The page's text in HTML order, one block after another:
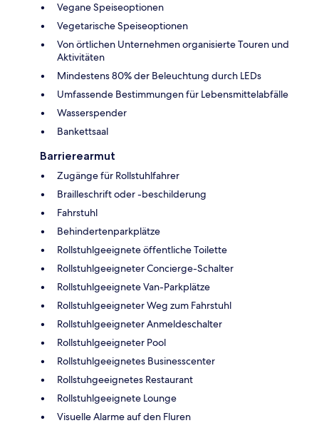
Vegane Speiseoptionen
Vegetarische Speiseoptionen
Von örtlichen Unternehmen organisierte Touren und
Aktivitäten
Mindestens 80% der Beleuchtung durch LEDs
Umfassende Bestimmungen für Lebensmittelabfälle
Wasserspender
Bankettsaal
Barrierearmut
Zugänge für Rollstuhlfahrer
Brailleschrift oder -beschilderung
Fahrstuhl
Behindertenparkplätze
Rollstuhlgeeignete öffentliche Toilette
Rollstuhlgeeigneter Concierge-Schalter
Rollstuhlgeeignete Van-Parkplätze
Rollstuhlgeeigneter Weg zum Fahrstuhl
Rollstuhlgeeigneter Anmeldeschalter
Rollstuhlgeeigneter Pool
Rollstuhlgeeignetes Businesscenter
Rollstuhgeeignetes Restaurant
Rollstuhlgeeignete Lounge
Visuelle Alarme auf den Fluren